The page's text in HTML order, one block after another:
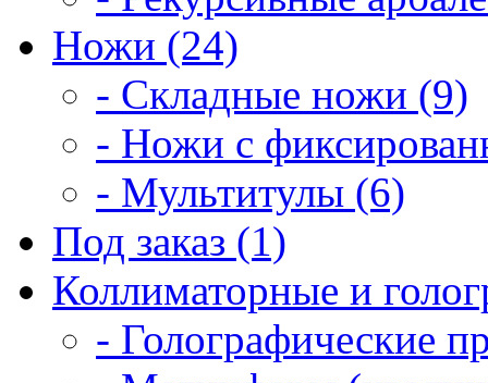
Ножи (24)
- Складные ножи (9)
- Ножи с
- Мультитулы (6)
Под заказ (1)
Коллиматорные и
- Голографические